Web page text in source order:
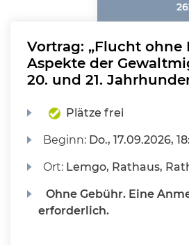
Vortrag: „Flucht ohne
Aspekte der
20. und 21.
Plätze frei
Beginn: Do., 17.09.2026,
Ort: Lemgo, Rathaus,
Ohne Gebühr. Eine
erforderlich.